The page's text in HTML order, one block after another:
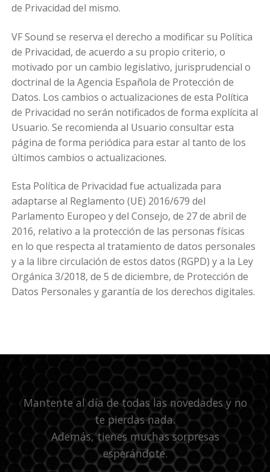
de Privacidad del mismo.
VF Sound se reserva el derecho a modificar su Política
de Privacidad, de acuerdo a su propio criterio, o
motivado por un cambio legislativo, jurisprudencial o
doctrinal de la Agencia Española de Protección de
Datos. Los cambios o actualizaciones de esta Política
de Privacidad no serán notificados de forma explícita al
Usuario. Se recomienda al Usuario consultar esta
página de forma periódica para estar al tanto de los
últimos cambios o actualizaciones.
Esta Política de Privacidad fue actualizada para
adaptarse al Reglamento (UE) 2016/679 del
Parlamento Europeo y del Consejo, de 27 de abril de
2016, relativo a la protección de las personas físicas
en lo que respecta al tratamiento de datos personales
y a la libre circulación de estos datos (RGPD) y a la Ley
Orgánica 3/2018, de 5 de diciembre, de Protección de
Datos Personales y garantía de los derechos digitales.
Mantente al día de todas las novedades y no
te pierdas nada.
Además, tienes muchas sorpresas
esperándote.